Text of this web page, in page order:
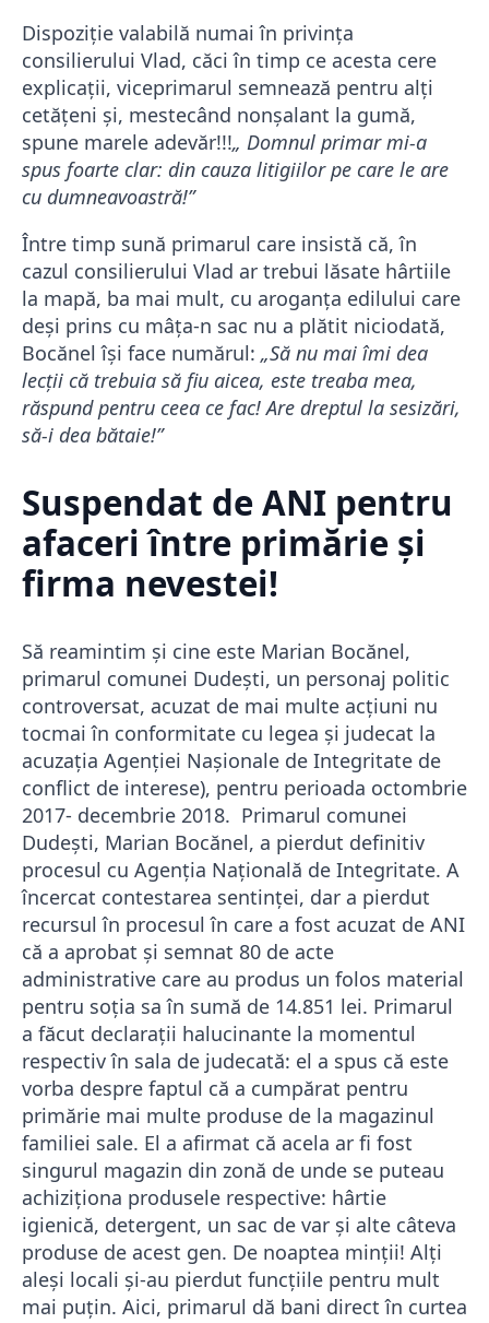
Dispoziție valabilă numai în privința
consilierului Vlad, căci în timp ce acesta cere
explicații, viceprimarul semnează pentru alți
cetățeni și, mestecând nonșalant la gumă,
spune marele adevăr!!!„ Domnul primar mi-a
spus foarte clar: din cauza litigiilor pe care le are
cu dumneavoastră!”
Între timp sună primarul care insistă că, în
cazul consilierului Vlad ar trebui lăsate hârtiile
la mapă, ba mai mult, cu aroganța edilului care
deși prins cu mâța-n sac nu a plătit niciodată,
Bocănel își face numărul: „Să nu mai îmi dea
lecții că trebuia să fiu aicea, este treaba mea,
răspund pentru ceea ce fac! Are dreptul la sesizări,
să-i dea bătaie!”
Suspendat de ANI pentru
afaceri între primărie și
firma nevestei!
Să reamintim și cine este Marian Bocănel,
primarul comunei Dudești, un personaj politic
controversat, acuzat de mai multe acțiuni nu
tocmai în conformitate cu legea și judecat la
acuzația Agenției Nașionale de Integritate de
conflict de interese), pentru perioada octombrie
2017- decembrie 2018. Primarul comunei
Dudești, Marian Bocănel, a pierdut definitiv
procesul cu Agenția Națională de Integritate. A
încercat contestarea sentinței, dar a pierdut
recursul în procesul în care a fost acuzat de ANI
că a aprobat și semnat 80 de acte
administrative care au produs un folos material
pentru soția sa în sumă de 14.851 lei. Primarul
a făcut declarații halucinante la momentul
respectiv în sala de judecată: el a spus că este
vorba despre faptul că a cumpărat pentru
primărie mai multe produse de la magazinul
familiei sale. El a afirmat că acela ar fi fost
singurul magazin din zonă de unde se puteau
achiziționa produsele respective: hârtie
igienică, detergent, un sac de var și alte câteva
produse de acest gen. De noaptea minții! Alți
aleși locali și-au pierdut funcțiile pentru mult
mai puțin. Aici, primarul dă bani direct în curtea